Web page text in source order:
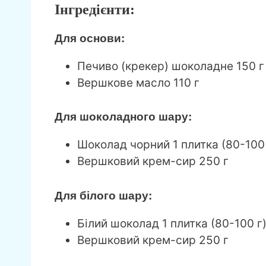
Інгредієнти:
Для основи:
Печиво (крекер) шоколадне 150 г
Вершкове масло 110 г
Для шоколадного шару:
Шоколад чорний 1 плитка (80-100
Вершковий крем-сир 250 г
Для білого шару:
Білий шоколад 1 плитка (80-100 г)
Вершковий крем-сир 250 г